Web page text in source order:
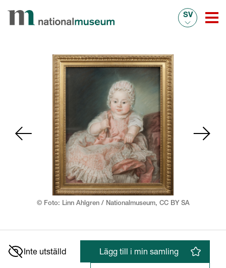
SV
© Foto: Linn Ahlgren / Nationalmuseum, CC BY SA
Inte utställd Lägg till i min samling